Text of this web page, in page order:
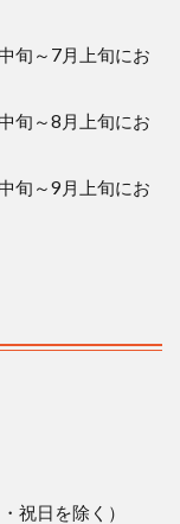
旬～ 7月上旬にお
旬～8 月上旬にお
旬～9 月上旬にお
祝日を除く）